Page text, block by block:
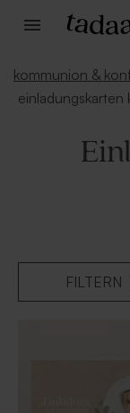
kommunion &
einladungskarten
FILTERN